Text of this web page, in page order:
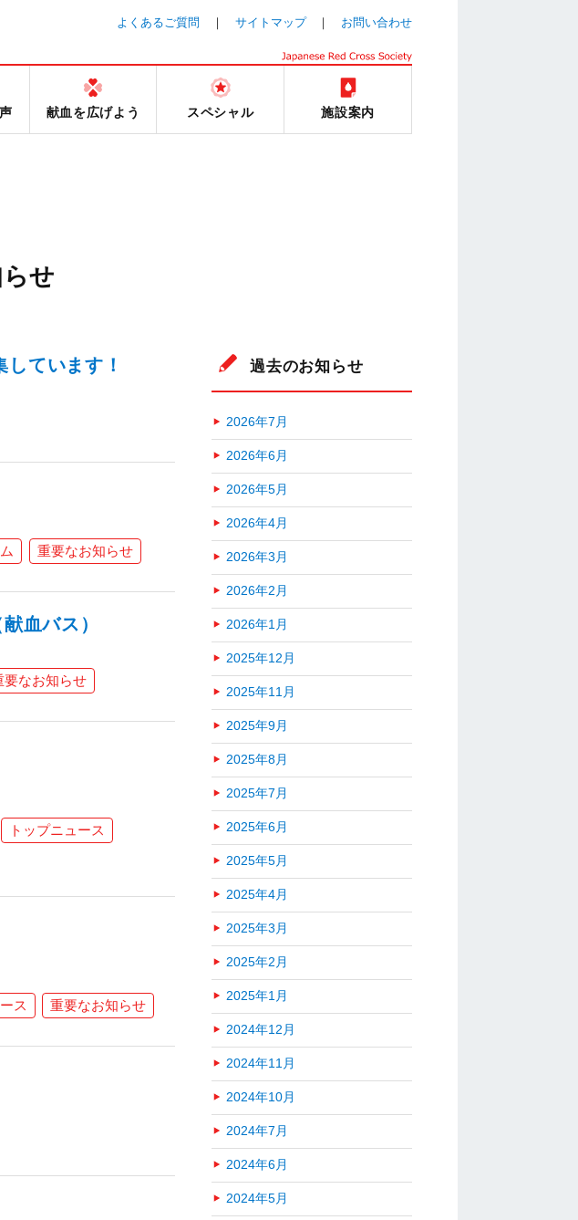
よくあるご質問 サイトマップ お問い合わせ
献血を広げよう スペシャル 施設案内
せ
ています！
重要なお知らせ
血バス）
要なお知らせ
トップニュース
ス 重要なお知らせ
過去のお知らせ
2026年7月
2026年6月
2026年5月
2026年4月
2026年3月
2026年2月
2026年1月
2025年12月
2025年11月
2025年9月
2025年8月
2025年7月
2025年6月
2025年5月
2025年4月
2025年3月
2025年2月
2025年1月
2024年12月
2024年11月
2024年10月
2024年7月
2024年6月
2024年5月